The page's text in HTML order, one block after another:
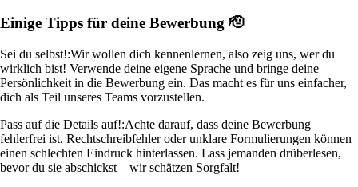
Einige Tipps für deine Bewerbung 🫡
Sei du selbst!:Wir wollen dich kennenlernen, also zeig uns, wer du
wirklich bist! Verwende deine eigene Sprache und bringe deine
Persönlichkeit in die Bewerbung ein. Das macht es für uns einfacher,
dich als Teil unseres Teams vorzustellen.
Pass auf die Details auf!:Achte darauf, dass deine Bewerbung
fehlerfrei ist. Rechtschreibfehler oder unklare Formulierungen können
einen schlechten Eindruck hinterlassen. Lass jemanden drüberlesen,
bevor du sie abschickst – wir schätzen Sorgfalt!